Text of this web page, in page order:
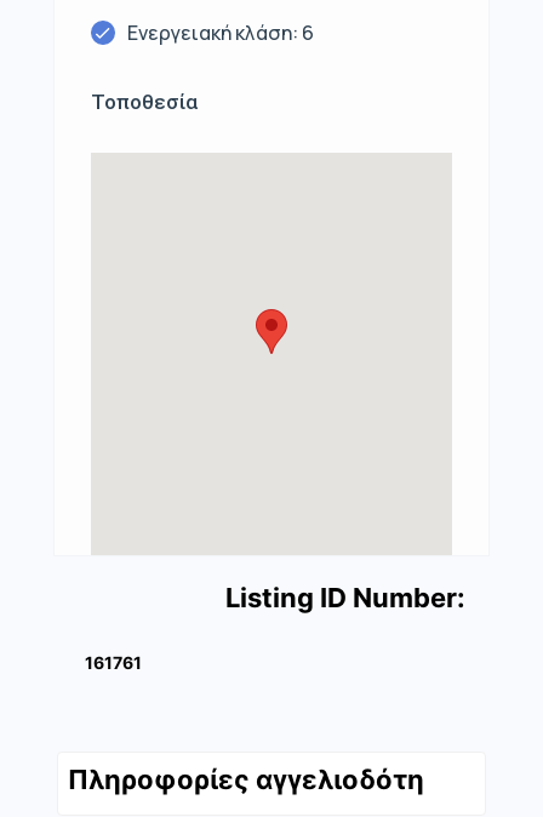
Ενεργειακή κλάση: 6
Τοποθεσία
Listing ID Number:
161761
Πληροφορίες αγγελιοδότη